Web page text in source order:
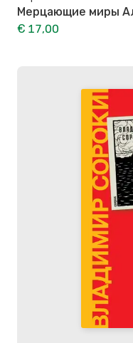
Мерцающие миры
€ 17,00